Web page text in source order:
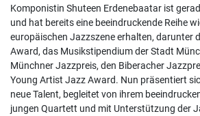
Komponistin Shuteen Erdenebaatar ist
und hat bereits eine beeindruckende Reihe
europäischen Jazzszene erhalten, darunter
Award, das Musikstipendium der Stadt
Münchner Jazzpreis, den Biberacher
Young Artist Jazz Award. Nun präsentiert
neue Talent, begleitet von ihrem
jungen Quartett und mit Unterstützung der